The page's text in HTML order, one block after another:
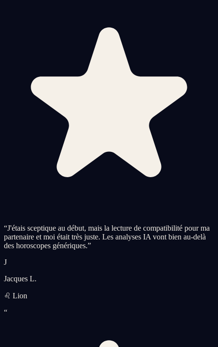
“J'étais sceptique au début, mais la lecture de compatibilité pour ma
partenaire et moi était très juste. Les analyses IA vont bien au-delà
des horoscopes génériques.”
J
Jacques L.
♌ Lion
“